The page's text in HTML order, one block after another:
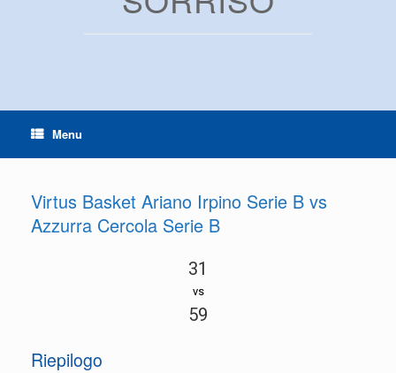
Menu
Virtus Basket Ariano Irpino Serie B vs
Azzurra Cercola Serie B
31
vs
59
Riepilogo